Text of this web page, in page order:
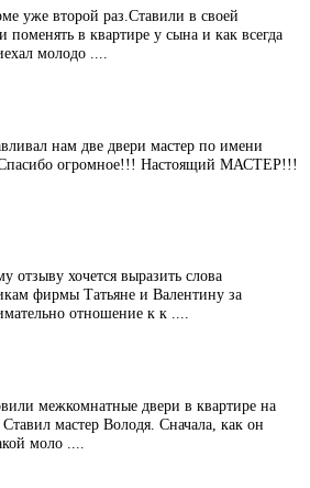
уже второй раз.Ставили в своей
поменять в квартире у сына и как всегда
молодо ....
нам две двери мастер по имени
огромное!!! Настоящий МАСТЕР!!!
отзыву хочется выразить слова
фирмы Татьяне и Валентину за
отношение к к ....
межкомнатные двери в квартире на
мастер Володя. Сначала, как он
моло ....